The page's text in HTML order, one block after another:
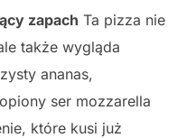
zapach Ta pizza nie
także wygląda
ananas,
ser mozzarella
które kusi już